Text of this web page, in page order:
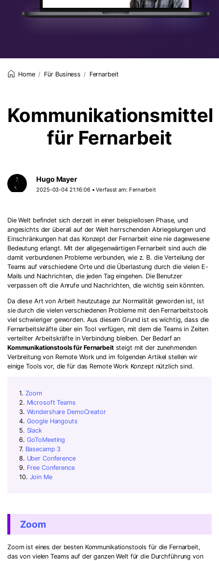
Home Für Business Fernarbeit
Kommunikationsmittel
für Fernarbeit
Hugo Mayer
2025-03-04 21:16:06 • Verfasst am: Fernarbeit
Die Welt befindet sich derzeit in einer beispiellosen Phase, und
angesichts der überall auf der Welt herrschenden Abriegelungen und
Einschränkungen hat das Konzept der Fernarbeit eine nie dagewesene
Bedeutung erlangt. Mit der allgegenwärtigen Fernarbeit sind auch die
damit verbundenen Probleme verbunden, wie z. B. die Verteilung der
Teams auf verschiedene Orte und die Überlastung durch die vielen E-
Mails und Nachrichten, die jeden Tag eingehen. Die Benutzer
verpassen oft die Anrufe und Nachrichten, die wichtig sein könnten.
Da diese Art von Arbeit heutzutage zur Normalität geworden ist, ist
sie durch die vielen verschiedenen Probleme mit den Fernarbeitstools
viel schwieriger geworden. Aus diesem Grund ist es wichtig, dass die
Fernarbeitskräfte über ein Tool verfügen, mit dem die Teams in Zeiten
verteilter Arbeitskräfte in Verbindung bleiben. Der Bedarf an
Kommunikationstools für Fernarbeitsteigt mit der zunehmenden
Verbreitung von Remote Work und im folgenden Artikel stellen wir
einige Tools vor, die für das Remote Work Konzept nützlich sind.
1. Zoom
2. Microsoft Teams
3. Wondershare DemoCreator
4. Google Hangouts
5. Slack
6. GoToMeeting
7. Basecamp 3
8. Uber Conference
9. Free Conference
10. Join Me
Zoom
Zoom ist eines der besten Kommunikationstools für die Fernarbeit,
das von vielen Teams auf der ganzen Welt für die Durchführung von